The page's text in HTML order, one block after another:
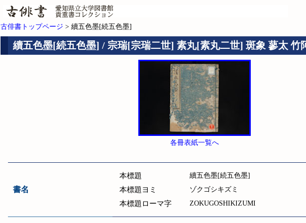
古俳書トップページ > 續五色墨[続五色墨]
續五色墨[続五色墨] / 宗瑞[宗瑞二世] 素丸[素丸二世] 斑象 蓼太 竹
各冊表紙一覧へ
書名
本標題 續五色墨[続五色墨]
本標題ヨミ ゾクゴシキズミ
本標題ローマ字 ZOKUGOSHIKIZUMI